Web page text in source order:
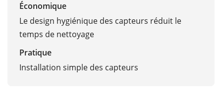
Économique
Le design hygiénique des capteurs réduit le
temps de nettoyage
Pratique
Installation simple des capteurs